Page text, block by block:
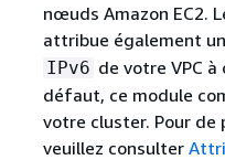
nœuds Amazon EC2.
attribue également
IPv6 de votre VPC
défaut, ce module
votre cluster. Pour de
veuillez consulter